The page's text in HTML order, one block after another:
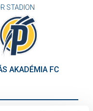
STADION
AKADÉMIA FC